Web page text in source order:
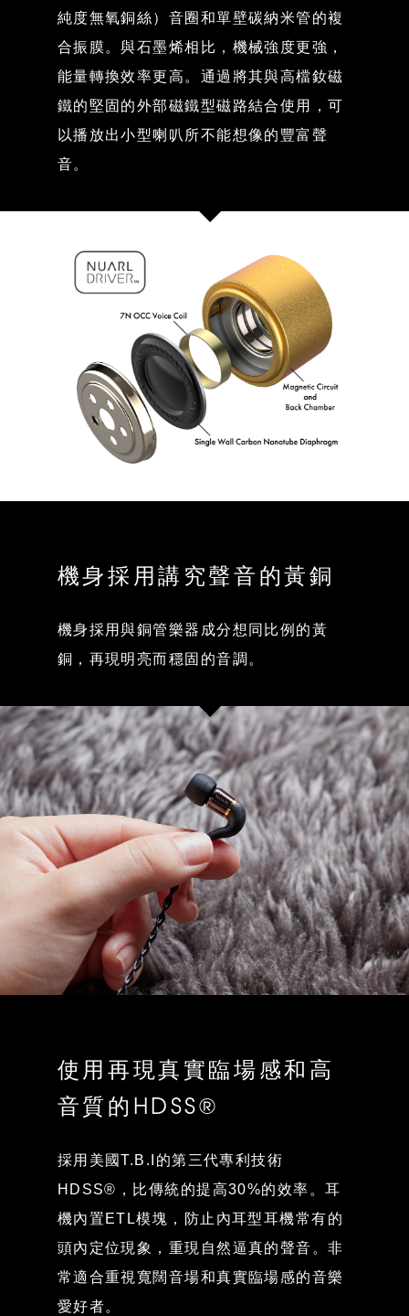
純度無氧銅絲）音圈和單壁碳納米管的複
合振膜。與石墨烯相比，機械強度更強，
能量轉換效率更高。通過將其與高檔釹磁
鐵的堅固的外部磁鐵型磁路結合使用，可
以播放出小型喇叭所不能想像的豐富聲
音。
機身採用講究聲音的黃銅
機身採用與銅管樂器成分想同比例的黃
銅，再現明亮而穩固的音調。
使用再現真實臨場感和高
音質的HDSS®
採用美國T.B.I的第三代專利技術
HDSS®，比傳統的提高30%的效率。耳
機內置ETL模塊，防止內耳型耳機常有的
頭內定位現象，重現自然逼真的聲音。非
常適合重視寬闊音場和真實臨場感的音樂
愛好者。